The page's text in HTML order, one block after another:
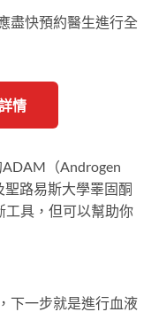
盡快預約醫生進行全
情
（Androgen
聖路易斯大學睪固酮
工具，但可以幫助你
下一步就是進行血液